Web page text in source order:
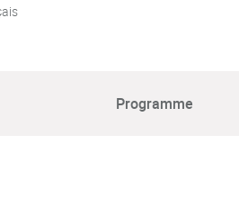
Programme